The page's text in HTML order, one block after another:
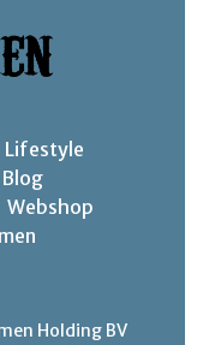
Lifestyle
Blog
Webshop
Holding BV